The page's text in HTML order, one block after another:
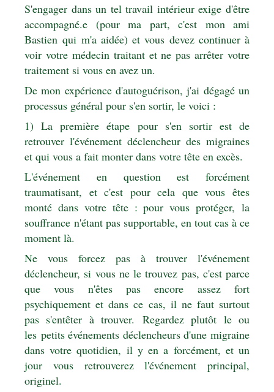
S'engager dans un tel travail intérieur exige d'être
accompagné.e (pour ma part, c'est mon ami
Bastien qui m'a aidée) et vous devez continuer à
voir votre médecin traitant et ne pas arrêter votre
traitement si vous en avez un.
De mon expérience d'autoguérison, j'ai dégagé un
processus général pour s'en sortir, le voici :
1) La première étape pour s'en sortir est de
retrouver l'événement déclencheur des migraines
et qui vous a fait monter dans votre tête en excès.
L'événement en question est forcément
traumatisant, et c'est pour cela que vous êtes
monté dans votre tête : pour vous protéger, la
souffrance n'étant pas supportable, en tout cas à ce
moment là.
Ne vous forcez pas à trouver l'événement
déclencheur, si vous ne le trouvez pas, c'est parce
que vous n'êtes pas encore assez fort
psychiquement et dans ce cas, il ne faut surtout
pas s'entêter à trouver. Regardez plutôt le ou
les petits événements déclencheurs d'une migraine
dans votre quotidien, il y en a forcément, et un
jour vous retrouverez l'événement principal,
originel.